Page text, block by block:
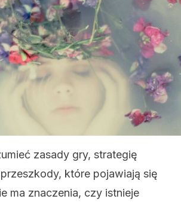
zasady gry, strategię
które pojawiają się
ma znaczenia, czy istnieje